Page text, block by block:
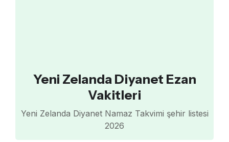
Yeni Zelanda Diyanet Ezan
Vakitleri
Yeni Zelanda Diyanet Namaz Takvimi şehir listesi
2026